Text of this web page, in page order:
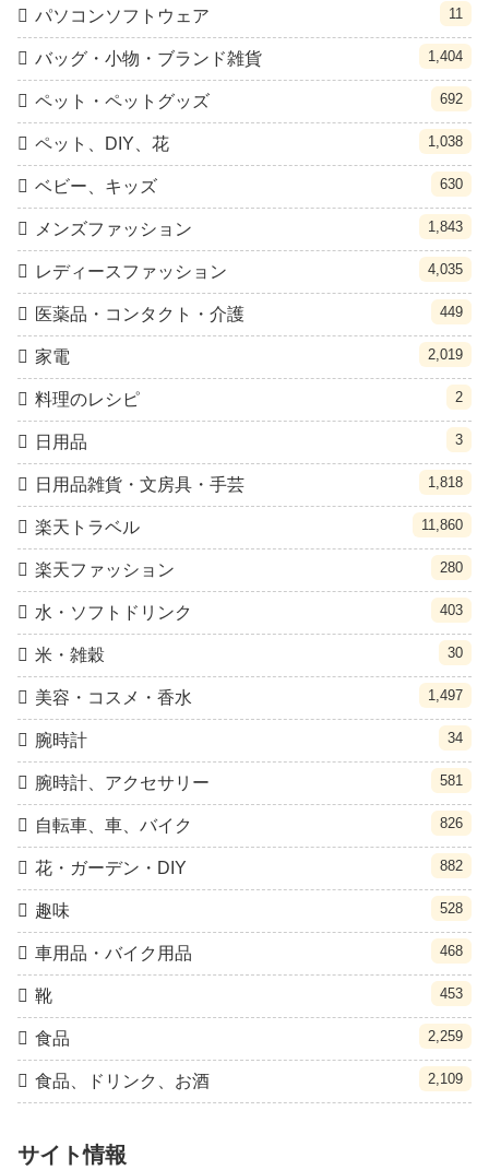
パソコンソフトウェア 11
バッグ・小物・ブランド雑貨 1,404
ペット・ペットグッズ 692
ペット、DIY、花 1,038
ベビー、キッズ 630
メンズファッション 1,843
レディースファッション 4,035
医薬品・コンタクト・介護 449
家電 2,019
料理のレシピ 2
日用品 3
日用品雑貨・文房具・手芸 1,818
楽天トラベル 11,860
楽天ファッション 280
水・ソフトドリンク 403
米・雑穀 30
美容・コスメ・香水 1,497
腕時計 34
腕時計、アクセサリー 581
自転車、車、バイク 826
花・ガーデン・DIY 882
趣味 528
車用品・バイク用品 468
靴 453
食品 2,259
食品、ドリンク、お酒 2,109
サイト情報